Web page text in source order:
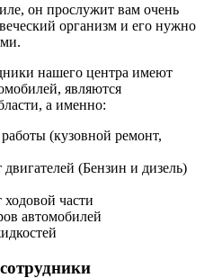
он прослужит вам очень
организм и его нужно
нашего центра имеют
являются
а именно:
(кузовной ремонт,
(Бензин и дизель)
части
автомобилей